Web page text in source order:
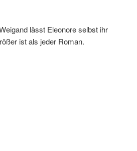
lässt Eleonore selbst ihr
ist als jeder Roman.